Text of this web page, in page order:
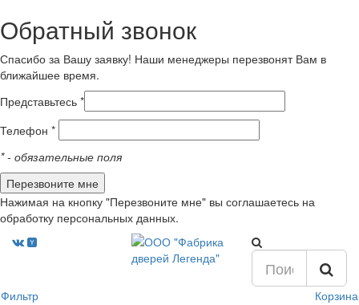
Обратный звонок
Спасибо за Вашу заявку! Наши менеджеры перезвонят Вам в
ближайшее время.
Представьтесь *
Телефон *
*- обязательные поля
Нажимая на кнопку "Перезвоните мне" вы соглашаетесь на
обработку персональных данных.
Фильтр Корзина